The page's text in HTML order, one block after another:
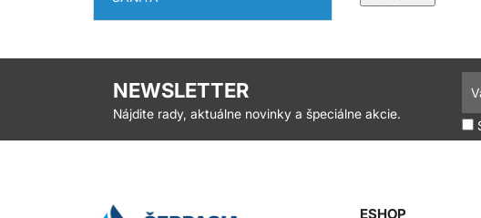
NEWSLETTER
Nájdite rady, aktuálne novinky a špeciálne akcie.
ESHOP